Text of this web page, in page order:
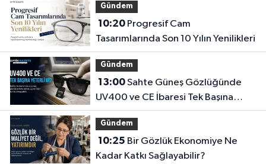
Gündem
10:20Progresif Cam
Tasarımlarında Son 10 Yılın Yenilikleri
Gündem
13:00Sahte Güneş Gözlüğünde
UV400 ve CE İbaresi Tek Başına
Yeterli mi?
Gündem
10:25
Kadar Katkı Sağlayabilir?